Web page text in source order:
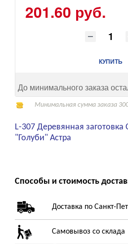
201.60 руб.
КУПИТЬ
До минимального заказа
Минимальная сумма заказа
L-307 Деревянная заготовка
"Голуби" Астра
Способы и стоимость
Доставка по Санкт-
Самовывоз со склада